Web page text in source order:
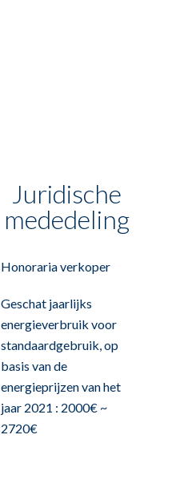
Juridische
mededeling
Honoraria verkoper
Geschat jaarlijks
energieverbruik voor
standaardgebruik, op
basis van de
energieprijzen van het
jaar 2021 : 2000€ ~
2720€